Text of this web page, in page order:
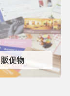
販促物